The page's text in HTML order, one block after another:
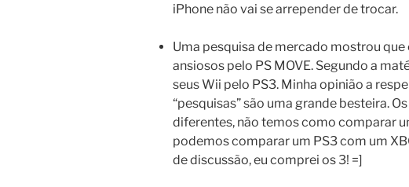
iPhone não vai se arrepender de trocar.
Uma pesquisa de mercado mostrou
ansiosos pelo PS MOVE. Segundo a
seus Wii pelo PS3. Minha opinião a
“pesquisas” são uma grande besteira.
diferentes, não temos como comparar
podemos comparar um PS3 com um
de discussão, eu comprei os 3! =]